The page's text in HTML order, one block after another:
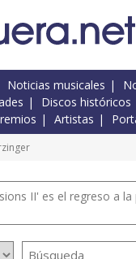
Noticias musicales
Discos históricos
Artistas
II' es el regreso a la